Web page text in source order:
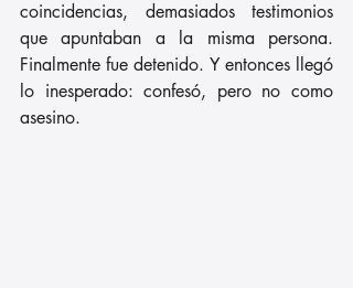
coincidencias, demasiados testimonios
que apuntaban a la misma persona.
Finalmente fue detenido. Y entonces llegó
lo inesperado: confesó, pero no como
asesino.